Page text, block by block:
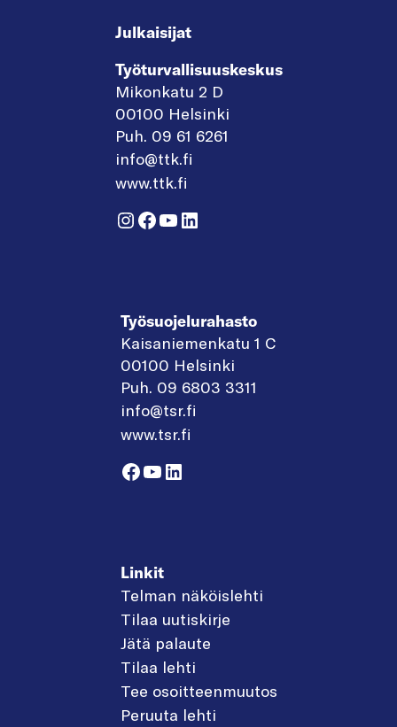
Julkaisijat
Työturvallisuuskeskus
Mikonkatu 2 D
00100 Helsinki
Puh. 09 61 6261
info@ttk.fi
www.ttk.fi
Instagram
Facebook
YouTube
LinkedIn
Työsuojelurahasto
Kaisaniemenkatu 1 C
00100 Helsinki
Puh. 09 6803 3311
info@tsr.fi
www.tsr.fi
Facebook
YouTube
LinkedIn
Linkit
Telman näköislehti
Tilaa uutiskirje
Jätä palaute
Tilaa lehti
Tee osoitteenmuutos
Peruuta lehti